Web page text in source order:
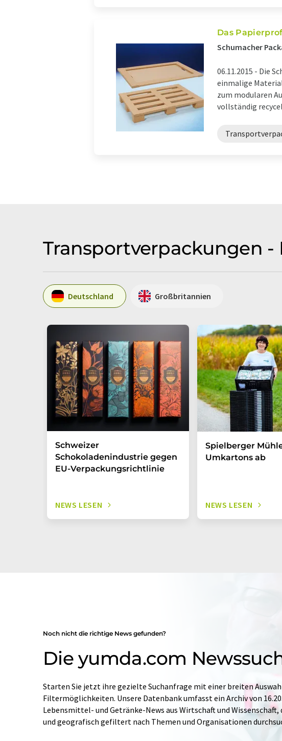
Das
Schumacher
06.11.2015 - Die
einmalige
zum modularen
vollständig
Transportverpackungen -
Deutschland Großbritannien
Schweizer
Schokoladenindustrie gegen
EU-Verpackungsrichtlinie
NEWS LESEN
Spielberger
Umkartons ab
NEWS LESEN
Noch nicht die richtige News gefunden?
Die yumda.com
Starten Sie jetzt ihre gezielte Suchanfrage mit einer breiten
Filtermöglichkeiten. Unsere Datenbank umfasst ein Archiv von
Lebensmittel- und Getränke-News aus Wirtschaft und Wissenschaft,
und geografisch gefiltert nach Themen und Organisationen